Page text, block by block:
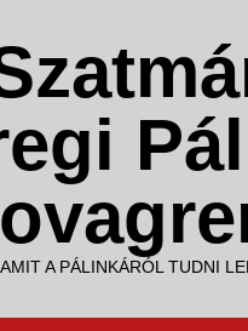
A PÁLINKÁRÓL TUDNI